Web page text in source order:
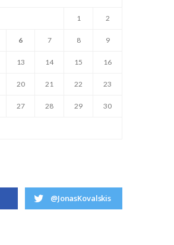
1 2
6 7 8 9
13 14 15 16
20 21 22 23
27 28 29 30
@JonasKovalskis